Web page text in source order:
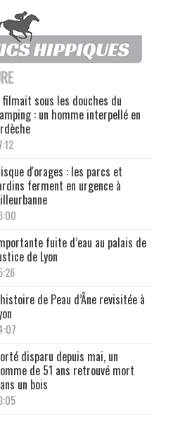
sous les douches du
: un homme interpellé en
d'orages : les parcs et
ferment en urgence à
fuite d’eau au palais de
de Lyon
de Peau d’Âne revisitée à
disparu depuis mai, un
de 51 ans retrouvé mort
un bois